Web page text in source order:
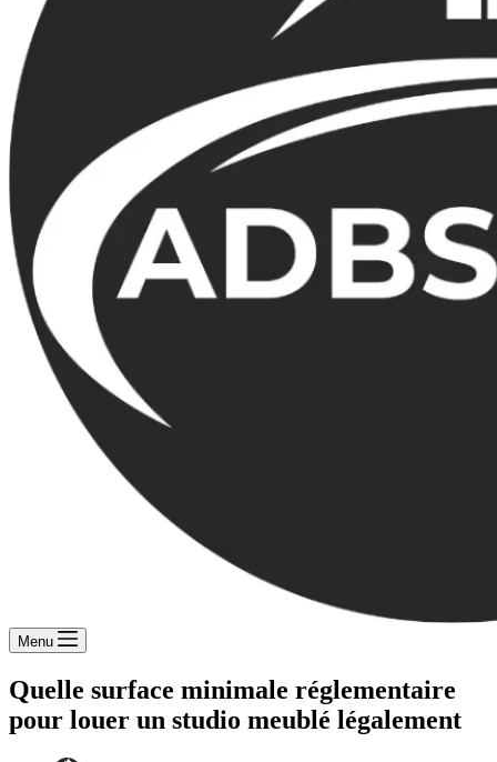
Menu
Quelle surface minimale réglementaire
pour louer un studio meublé légalement